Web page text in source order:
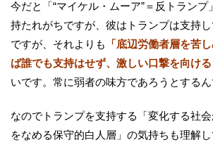
今だと「“マイケル・ムーア”＝反トラン
持たれがちですが、彼はトランプは支持
ですが、それよりも
「底辺労働者層を苦
ば誰でも支持はせず、激しい口撃を向ける
いです。常に弱者の味方であろうとするん
なのでトランプを支持する「変化する社
をなめる保守的白人層」の気持ちも理解